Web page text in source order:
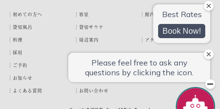
初めての方へ 客室
館内・施設
貸切風呂
貸切サウナ
料理
周辺案内
アクセス
採用
ご予約
宿泊約款
プライバシーポリシー
お知らせ
お客様の声
泉翠ブログ
よくある質問
お問い合わせ